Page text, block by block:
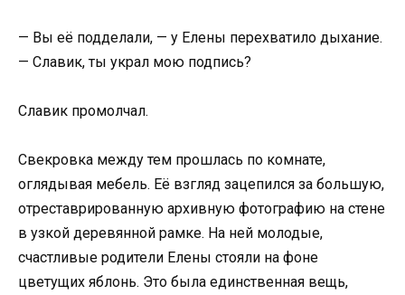
— Вы её подделали, — у Елены перехватило дыхание.
— Славик, ты украл мою подпись?
Славик промолчал.
Свекровка между тем прошлась по комнате,
оглядывая мебель. Её взгляд зацепился за большую,
отреставрированную архивную фотографию на стене
в узкой деревянной рамке. На ней молодые,
счастливые родители Елены стояли на фоне
цветущих яблонь. Это была единственная вещь,